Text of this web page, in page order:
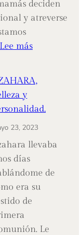
deciden
y atreverse
Lee más:
gran
y
23, 2023
llevaba
días
de
era su
de
Le